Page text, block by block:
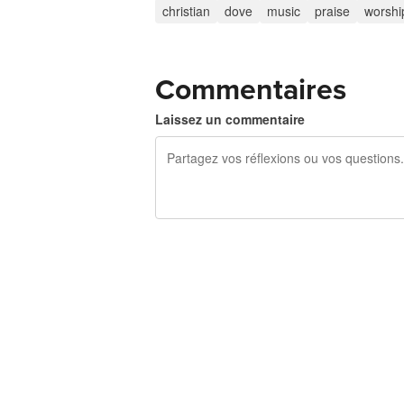
christian dove music praise
Commentaires
Laissez un commentaire